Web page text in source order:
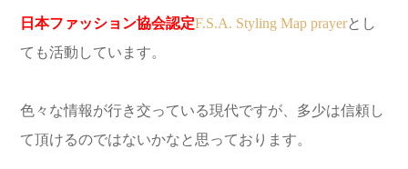
日本ファッション協会認定F.S.A. Styling Map prayerとし
ても活動しています。
色々な情報が行き交っている現代ですが、多少は信頼し
て頂けるのではないかなと思っております。